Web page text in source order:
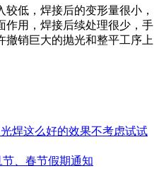
低，焊接后的变形量很小，
作用，焊接后续处理很少， 手
撤销巨大的抛光和整平工序上
焊这么好的效果不考虑试试
、春节假期通知